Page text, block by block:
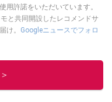
用許諾をいただいています。
と共同開設したレコメンドサ
け。 Googleニュースでフォロ
シストの他の記事を読む